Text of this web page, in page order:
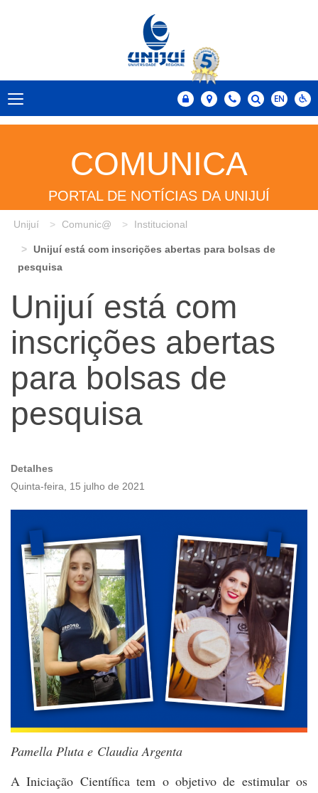
COMUNICA
PORTAL DE NOTÍCIAS DA UNIJUÍ
Unijuí Comunic@ Institucional
Unijuí está com inscrições abertas para bolsas de
pesquisa
Unijuí está com
inscrições abertas
para bolsas de
pesquisa
Detalhes
Quinta-feira, 15 julho de 2021
Pamella Pluta e Claudia Argenta
A Iniciação Científica tem o objetivo de estimular os